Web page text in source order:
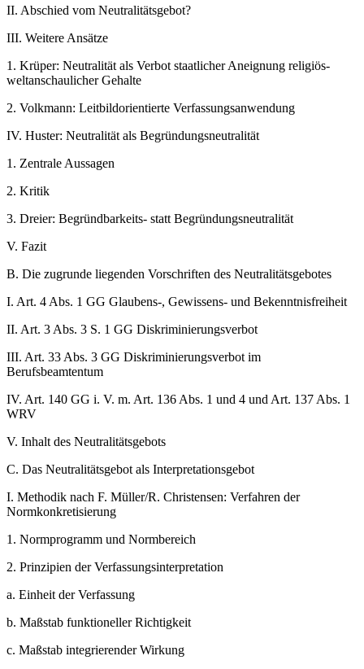
II. Abschied vom Neutralitätsgebot?
III. Weitere Ansätze
1. Krüper: Neutralität als Verbot staatlicher Aneignung religiös-
weltanschaulicher Gehalte
2. Volkmann: Leitbildorientierte Verfassungsanwendung
IV. Huster: Neutralität als Begründungsneutralität
1. Zentrale Aussagen
2. Kritik
3. Dreier: Begründbarkeits- statt Begründungsneutralität
V. Fazit
B. Die zugrunde liegenden Vorschriften des Neutralitätsgebotes
I. Art. 4 Abs. 1 GG Glaubens-, Gewissens- und Bekenntnisfreiheit
II. Art. 3 Abs. 3 S. 1 GG Diskriminierungsverbot
III. Art. 33 Abs. 3 GG Diskriminierungsverbot im
Berufsbeamtentum
IV. Art. 140 GG i. V. m. Art. 136 Abs. 1 und 4 und Art. 137 Abs. 1
WRV
V. Inhalt des Neutralitätsgebots
C. Das Neutralitätsgebot als Interpretationsgebot
I. Methodik nach F. Müller/R. Christensen: Verfahren der
Normkonkretisierung
1. Normprogramm und Normbereich
2. Prinzipien der Verfassungsinterpretation
a. Einheit der Verfassung
b. Maßstab funktioneller Richtigkeit
c. Maßstab integrierender Wirkung